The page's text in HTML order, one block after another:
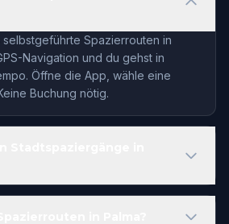
Spazierrouten in
Navigation und du gehst in
Öffne die App, wähle eine
Buchung nötig.